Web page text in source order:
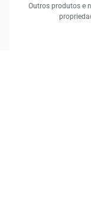
Outros produtos e